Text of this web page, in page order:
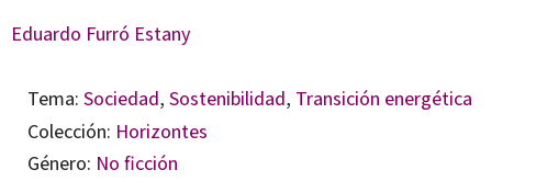
Eduardo Furró Estany
Tema: Sociedad, Sostenibilidad, Transición energética
Colección: Horizontes
Género: No ficción